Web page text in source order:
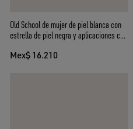
Old School de mujer de piel blanca con
estrella de piel negra y aplicaciones con
Mex$ 16.210